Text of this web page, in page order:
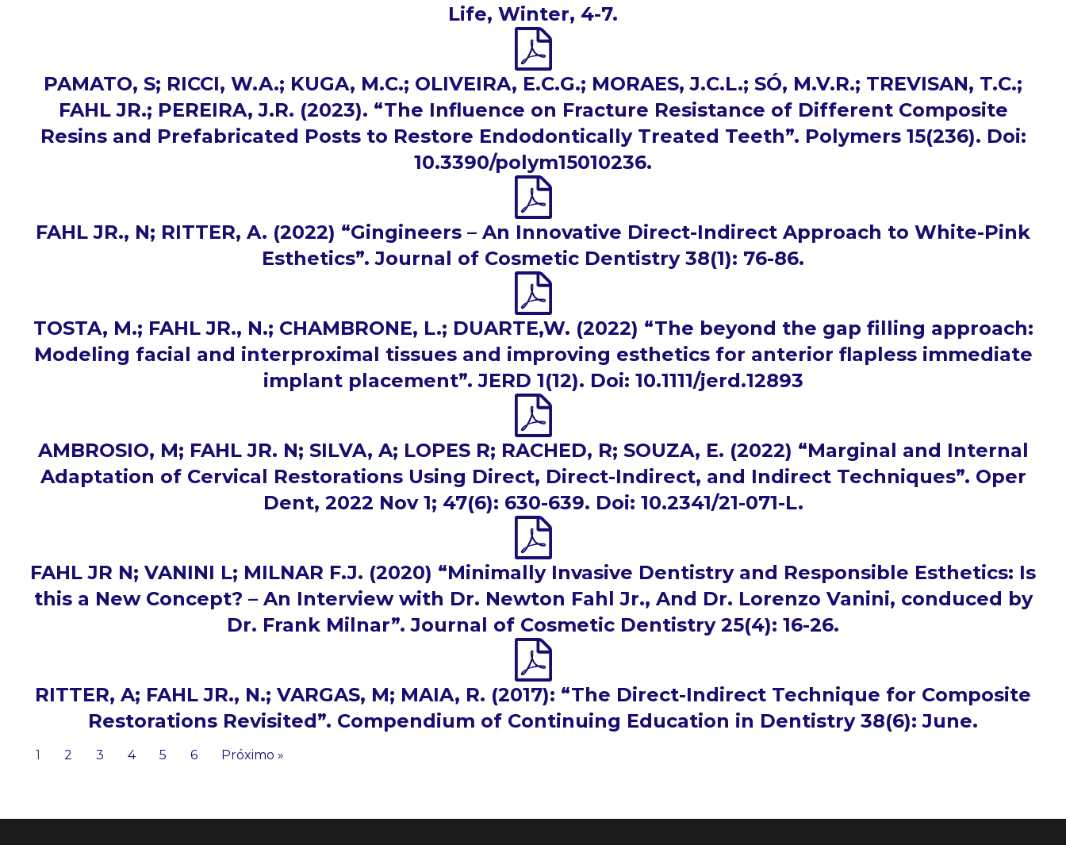
Life, Winter, 4-7.
PAMATO, S; RICCI, W.A.; KUGA, M.C.; OLIVEIRA, E.C.G.; MORAES, J.C.L.; SÓ, M.V.R.; TREVISAN, T.C.;
FAHL JR.; PEREIRA, J.R. (2023). “The Influence on Fracture Resistance of Different Composite
Resins and Prefabricated Posts to Restore Endodontically Treated Teeth”. Polymers 15(236). Doi:
10.3390/polym15010236.
FAHL JR., N; RITTER, A. (2022) “Gingineers – An Innovative Direct-Indirect Approach to White-Pink
Esthetics”. Journal of Cosmetic Dentistry 38(1): 76-86.
TOSTA, M.; FAHL JR., N.; CHAMBRONE, L.; DUARTE,W. (2022) “The beyond the gap filling approach:
Modeling facial and interproximal tissues and improving esthetics for anterior flapless immediate
implant placement”. JERD 1(12). Doi: 10.1111/jerd.12893
AMBROSIO, M; FAHL JR. N; SILVA, A; LOPES R; RACHED, R; SOUZA, E. (2022) “Marginal and Internal
Adaptation of Cervical Restorations Using Direct, Direct-Indirect, and Indirect Techniques”. Oper
Dent, 2022 Nov 1; 47(6): 630-639. Doi: 10.2341/21-071-L.
FAHL JR N; VANINI L; MILNAR F.J. (2020) “Minimally Invasive Dentistry and Responsible Esthetics: Is
this a New Concept? – An Interview with Dr. Newton Fahl Jr., And Dr. Lorenzo Vanini, conduced by
Dr. Frank Milnar”. Journal of Cosmetic Dentistry 25(4): 16-26.
RITTER, A; FAHL JR., N.; VARGAS, M; MAIA, R. (2017): “The Direct-Indirect Technique for Composite
Restorations Revisited”. Compendium of Continuing Education in Dentistry 38(6): June.
1 2 3 4 5 6 Próximo »